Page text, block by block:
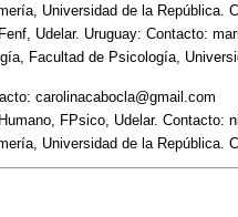
Universidad de la República.
Udelar. Uruguay: Contacto:
Facultad de Psicología,
carolinacabocla@gmail.com
FPsico, Udelar. Contacto:
Universidad de la República.